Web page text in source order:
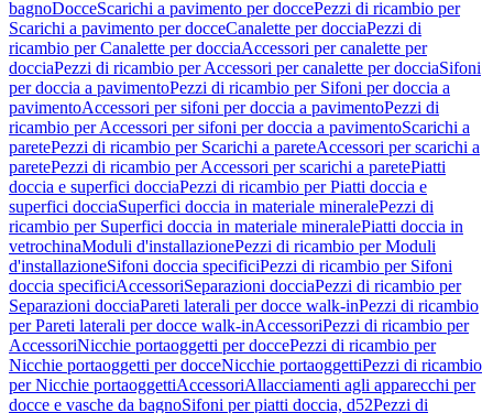
bagnoDocceScarichi a pavimento per doccePezzi di ricambio per
Scarichi a pavimento per docceCanalette per docciaPezzi di
ricambio per Canalette per docciaAccessori per canalette per
docciaPezzi di ricambio per Accessori per canalette per docciaSifoni
per doccia a pavimentoPezzi di ricambio per Sifoni per doccia a
pavimentoAccessori per sifoni per doccia a pavimentoPezzi di
ricambio per Accessori per sifoni per doccia a pavimentoScarichi a
paretePezzi di ricambio per Scarichi a pareteAccessori per scarichi a
paretePezzi di ricambio per Accessori per scarichi a paretePiatti
doccia e superfici docciaPezzi di ricambio per Piatti doccia e
superfici docciaSuperfici doccia in materiale mineralePezzi di
ricambio per Superfici doccia in materiale mineralePiatti doccia in
vetrochinaModuli d'installazionePezzi di ricambio per Moduli
d'installazioneSifoni doccia specificiPezzi di ricambio per Sifoni
doccia specificiAccessoriSeparazioni docciaPezzi di ricambio per
Separazioni docciaPareti laterali per docce walk-inPezzi di ricambio
per Pareti laterali per docce walk-inAccessoriPezzi di ricambio per
AccessoriNicchie portaoggetti per doccePezzi di ricambio per
Nicchie portaoggetti per docceNicchie portaoggettiPezzi di ricambio
per Nicchie portaoggettiAccessoriAllacciamenti agli apparecchi per
docce e vasche da bagnoSifoni per piatti doccia, d52Pezzi di